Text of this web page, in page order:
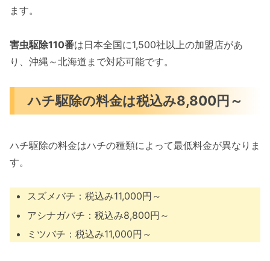
ます。
害虫駆除110番は日本全国に1,500社以上の加盟店があ
り、沖縄～北海道まで対応可能です。
ハチ駆除の料金は税込み8,800円～
ハチ駆除の料金はハチの種類によって最低料金が異なりま
す。
スズメバチ：税込み11,000円～
アシナガバチ：税込み8,800円～
ミツバチ：税込み11,000円～